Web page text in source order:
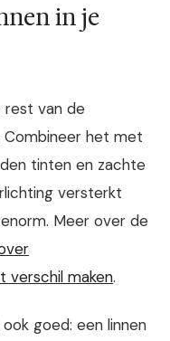
in je
rest van de
het met
tinten en zachte
versterkt
Meer over de
verschil maken.
goed: een linnen